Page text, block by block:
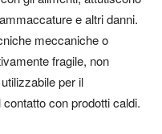
e altri danni.
meccaniche o
fragile, non
per il
con prodotti caldi.